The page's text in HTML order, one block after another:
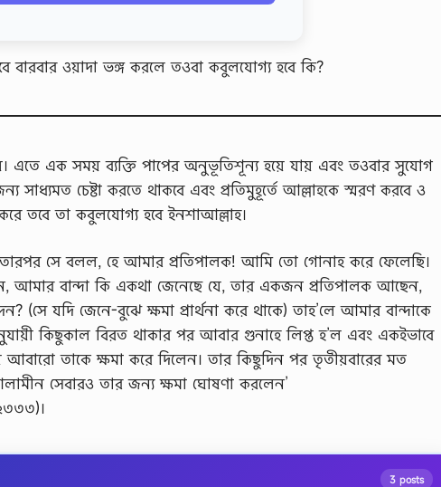
বারবার ওয়াদা ভঙ্গ করলে তওবা কবুলযোগ্য হবে কি?
এতে এক সময় ব্যক্তি পাপের অনুভূতিশূন্য হয়ে যায় এবং তওবার সুযোগ
সাধ্যমত চেষ্টা করতে থাকবে এবং প্রতিমুহূর্তে আল্লাহকে স্মরণ করবে ও
তবে তা কবুলযোগ্য হবে ইনশাআল্লাহ।
তারপর সে বলল, হে আমার প্রতিপালক! আমি তো গোনাহ করে ফেলেছি।
আমার বান্দা কি একথা জেনেছে যে, তার একজন প্রতিপালক আছেন,
(সে যদি জেনে-বুঝে ক্ষমা প্রার্থনা করে থাকে) তাহ’লে আমার বান্দাকে
কিছুকাল বিরত থাকার পর আবার গুনাহে লিপ্ত হ’ল এবং একইভাবে
আবারো তাকে ক্ষমা করে দিলেন। তার কিছুদিন পর তৃতীয়বারের মত
সেবারও তার জন্য ক্ষমা ঘোষণা করলেন’
3 posts